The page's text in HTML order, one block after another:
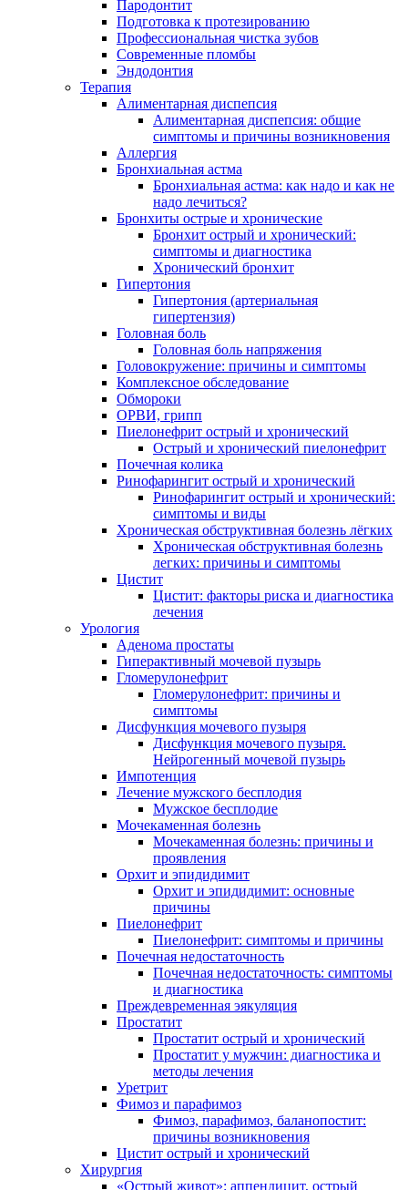
Пародонтит
Подготовка к протезированию
Профессиональная чистка зубов
Современные пломбы
Эндодонтия
Терапия
Алиментарная диспепсия
Алиментарная диспепсия: общие
симптомы и причины возникновения
Аллергия
Бронхиальная астма
Бронхиальная астма: как надо и как не
надо лечиться?
Бронхиты острые и хронические
Бронхит острый и хронический:
симптомы и диагностика
Хронический бронхит
Гипертония
Гипертония (артериальная
гипертензия)
Головная боль
Головная боль напряжения
Головокружение: причины и симптомы
Комплексное обследование
Обмороки
ОРВИ, грипп
Пиелонефрит острый и хронический
Острый и хронический пиелонефрит
Почечная колика
Ринофарингит острый и хронический
Ринофарингит острый и хронический:
симптомы и виды
Хроническая обструктивная болезнь лёгких
Хроническая обструктивная болезнь
легких: причины и симптомы
Цистит
Цистит: факторы риска и диагностика
лечения
Урология
Аденома простаты
Гиперактивный мочевой пузырь
Гломерулонефрит
Гломерулонефрит: причины и
симптомы
Дисфункция мочевого пузыря
Дисфункция мочевого пузыря.
Нейрогенный мочевой пузырь
Импотенция
Лечение мужского бесплодия
Мужское бесплодие
Мочекаменная болезнь
Мочекаменная болезнь: причины и
проявления
Орхит и эпидидимит
Орхит и эпидидимит: основные
причины
Пиелонефрит
Пиелонефрит: симптомы и причины
Почечная недостаточность
Почечная недостаточность: симптомы
и диагностика
Преждевременная эякуляция
Простатит
Простатит острый и хронический
Простатит у мужчин: диагностика и
методы лечения
Уретрит
Фимоз и парафимоз
Фимоз, парафимоз, баланопостит:
причины возникновения
Цистит острый и хронический
Хирургия
«Острый живот»: аппендицит, острый